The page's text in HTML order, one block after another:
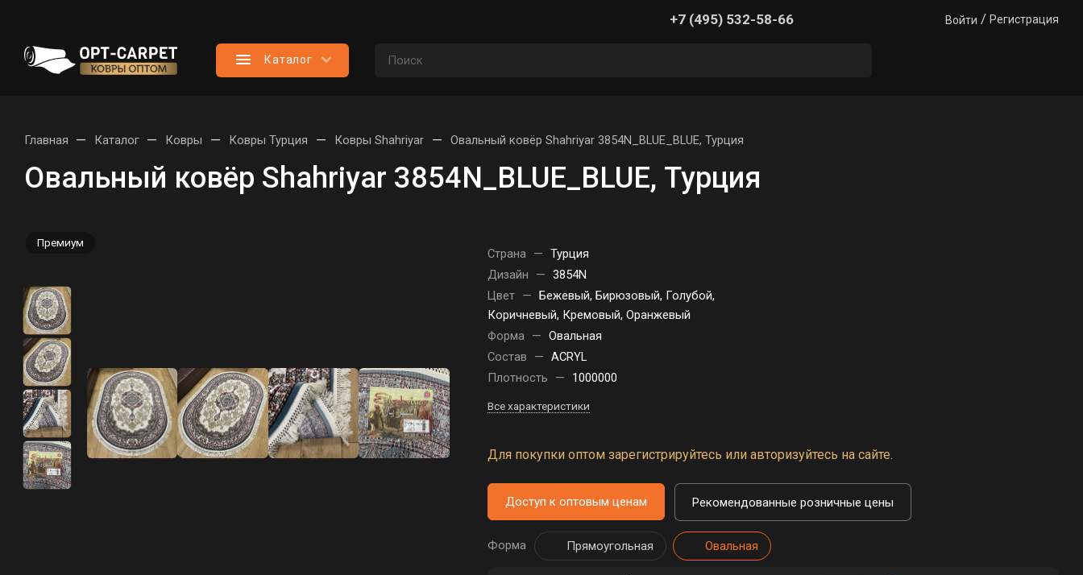
+7 (495) 532-58-66 Войти / Регистрация
Каталог
Главная — Каталог — Ковры — Ковры Турция — Ковры Shahriyar — Овальный ковёр Shahriyar 3854N_BLUE_BLUE, Турция
Овальный ковёр Shahriyar 3854N_BLUE_BLUE, Турция
Премиум
Страна — Турция
Дизайн
— 3854N
Цвет — Бежевый, Бирюзовый, Голубой,
Коричневый, Кремовый, Оранжевый
Форма — Овальная
Состав
— ACRYL
Плотность
— 1000000
Все характеристики
Для покупки оптом зарегистрируйтесь или авторизуйтесь на сайте.
Доступ к оптовым ценам Рекомендованные розничные цены
Форма Прямоугольная Овальная